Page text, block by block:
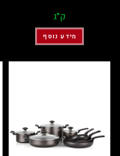
ק״ג
מידע נוסף